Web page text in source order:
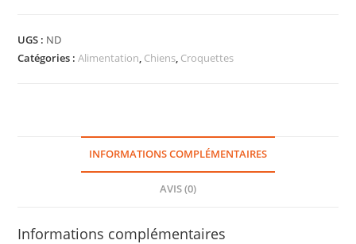
UGS : ND
Catégories :Alimentation, Chiens, Croquettes
INFORMATIONS COMPLÉMENTAIRES
AVIS (0)
Informations complémentaires